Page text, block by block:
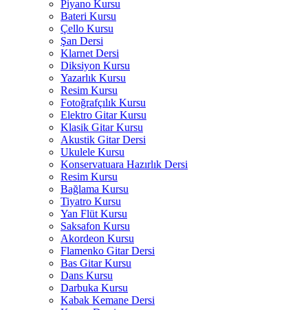
Piyano Kursu
Bateri Kursu
Çello Kursu
Şan Dersi
Klarnet Dersi
Diksiyon Kursu
Yazarlık Kursu
Resim Kursu
Fotoğrafçılık Kursu
Elektro Gitar Kursu
Klasik Gitar Kursu
Akustik Gitar Dersi
Ukulele Kursu
Konservatuara Hazırlık Dersi
Resim Kursu
Bağlama Kursu
Tiyatro Kursu
Yan Flüt Kursu
Saksafon Kursu
Akordeon Kursu
Flamenko Gitar Dersi
Bas Gitar Kursu
Dans Kursu
Darbuka Kursu
Kabak Kemane Dersi